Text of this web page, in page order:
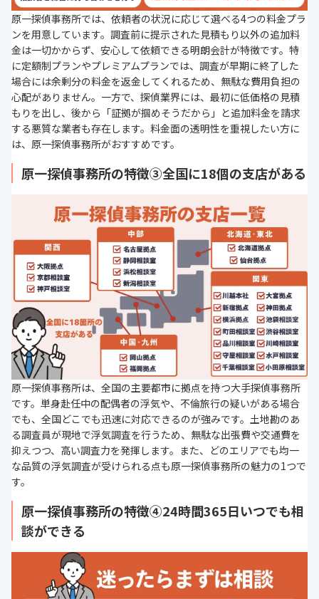
原一探偵事務所では、依頼者の状況に応じて選べる4つの料金プラ
ンを用意しています。調査前に提示された見積もり以外の追加料
金は一切かからず、安心して依頼できる明朗会計が特徴です。特
に定額制プランやプレミアムプランでは、調査が早期に終了した
場合には余剰分の料金を返金してくれるため、無駄な費用負担の
心配がありません。一方で、探偵業界には、最初に低価格の見積
もりを出し、後から「証拠が掴めそうだから」と追加料金を請求
する悪質な業者も存在します。料金面の透明性を重視したい方に
は、原一探偵事務所がおすすめです。
原一探偵事務所の特徴③全国に18個の支店がある
原一探偵事務所は、全国の主要都市に拠点を持つ大手探偵事務所
です。単身赴任中の配偶者の浮気や、不倫旅行の疑いがある場合
でも、全国どこでも迅速に対応できるのが強みです。土地勘のあ
る調査員が現地で浮気調査を行うため、無駄な出張費や交通費を
抑えつつ、高い調査力を発揮します。また、どのエリアでも均一
な品質の浮気調査が受けられる点も原一探偵事務所の魅力の1つで
す。
原一探偵事務所の特徴④24時間365日いつでも相
談ができる